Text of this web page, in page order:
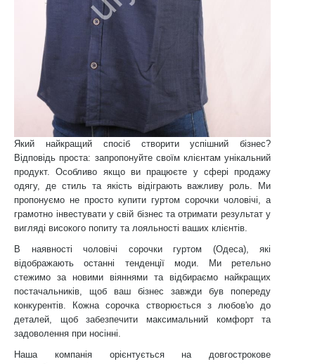
Який найкращий спосіб створити успішний бізнес?
Відповідь проста: запропонуйте своїм клієнтам унікальний
продукт. Особливо якщо ви працюєте у сфері продажу
одягу, де стиль та якість відіграють важливу роль. Ми
пропонуємо не просто купити гуртом сорочки чоловічі, а
грамотно інвестувати у свій бізнес та отримати результат у
вигляді високого попиту та лояльності ваших клієнтів.
В наявності чоловічі сорочки гуртом (Одеса), які
відображають останні тенденції моди. Ми ретельно
стежимо за новими віяннями та відбираємо найкращих
постачальників, щоб ваш бізнес завжди був попереду
конкурентів. Кожна сорочка створюється з любов'ю до
деталей, щоб забезпечити максимальний комфорт та
задоволення при носінні.
Наша компанія орієнтується на довгострокове